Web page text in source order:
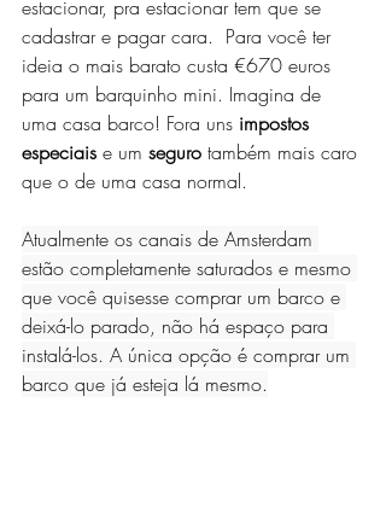
estacionar, pra estacionar tem que se
cadastrar e pagar cara.  Para você ter
ideia o mais barato custa €670 euros
para um barquinho mini. Imagina de
uma casa barco! Fora uns impostos
especiais e um seguro também mais caro
que o de uma casa normal.
Atualmente os canais de Amsterdam
estão completamente saturados e mesmo
que você quisesse comprar um barco e
deixá-lo parado, não há espaço para
instalá-los. A única opção é comprar um
barco que já esteja lá mesmo.